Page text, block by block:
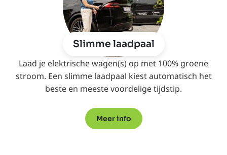
Slimme laadpaal
Laad je elektrische wagen(s) op met 100% groene
stroom. Een slimme laadpaal kiest automatisch het
beste en meeste voordelige tijdstip.
Meer info